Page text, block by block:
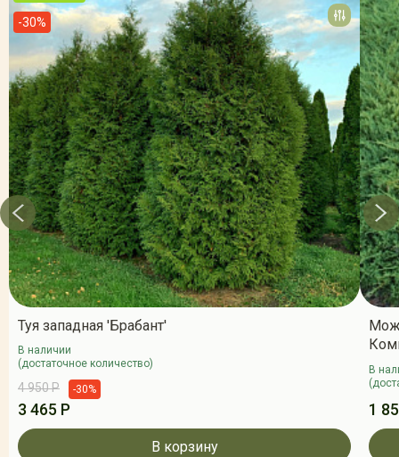
-30%
Туя западная 'Брабант'
В наличии
(достаточное количество)
4 950 Р -30%
3 465 Р
В корзину
В
1